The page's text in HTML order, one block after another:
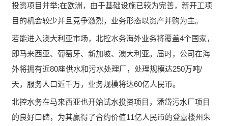
投资项目并举;在欧洲，由于基础设施已较为完善，新开工项
目的机会较少并且竞争激烈，业务形态以资产并购为主。
若能进入澳大利亚市场，北控水务海外业务将覆盖4个国家，
即马来西亚、葡萄牙、新加坡、澳大利亚。届时，公司在海
外将拥有近80座供水和污水处理厂，处理规模达250万吨/
天，服务人口近千万，业务规模将达60亿人民币。
北控水务在马来西亚也开始试水投资项目，潘岱污水厂项目
的良好口碑，为其赢得了合约价值11亿人民币的登嘉楼州朱